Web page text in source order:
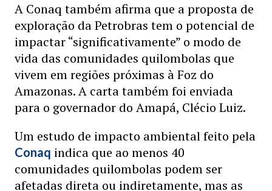
A Conaq também afirma que a proposta de
exploração da Petrobras tem o potencial de
impactar “significativamente” o modo de
vida das comunidades quilombolas que
vivem em regiões próximas à Foz do
Amazonas. A carta também foi enviada
para o governador do Amapá, Clécio Luiz.
Um estudo de impacto ambiental feito pela
Conaq indica que ao menos 40
comunidades quilombolas podem ser
afetadas direta ou indiretamente, mas as